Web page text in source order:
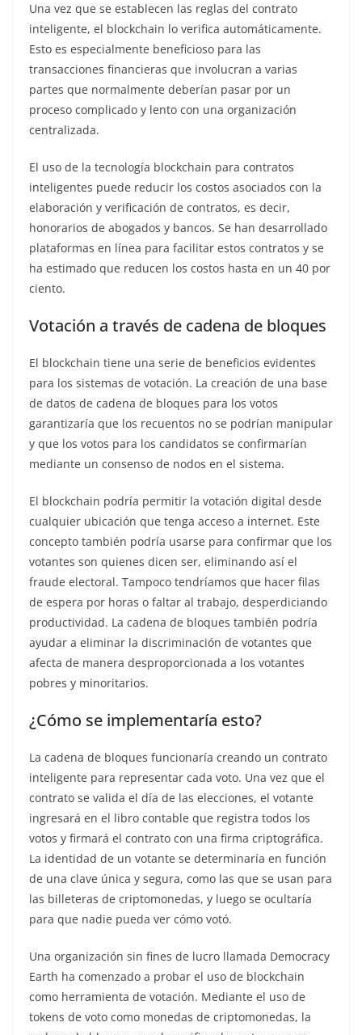
Una vez que se establecen las reglas del contrato
inteligente, el blockchain lo verifica automáticamente.
Esto es especialmente beneficioso para las
transacciones financieras que involucran a varias
partes que normalmente deberían pasar por un
proceso complicado y lento con una organización
centralizada.
El uso de la tecnología blockchain para contratos
inteligentes puede reducir los costos asociados con la
elaboración y verificación de contratos, es decir,
honorarios de abogados y bancos. Se han desarrollado
plataformas en línea para facilitar estos contratos y se
ha estimado que reducen los costos hasta en un 40 por
ciento.
Votación a través de cadena de bloques
El blockchain tiene una serie de beneficios evidentes
para los sistemas de votación. La creación de una base
de datos de cadena de bloques para los votos
garantizaría que los recuentos no se podrían manipular
y que los votos para los candidatos se confirmarían
mediante un consenso de nodos en el sistema.
El blockchain podría permitir la votación digital desde
cualquier ubicación que tenga acceso a internet. Este
concepto también podría usarse para confirmar que los
votantes son quienes dicen ser, eliminando así el
fraude electoral. Tampoco tendríamos que hacer filas
de espera por horas o faltar al trabajo, desperdiciando
productividad. La cadena de bloques también podría
ayudar a eliminar la discriminación de votantes que
afecta de manera desproporcionada a los votantes
pobres y minoritarios.
¿Cómo se implementaría esto?
La cadena de bloques funcionaría creando un contrato
inteligente para representar cada voto. Una vez que el
contrato se valida el día de las elecciones, el votante
ingresará en el libro contable que registra todos los
votos y firmará el contrato con una firma criptográfica.
La identidad de un votante se determinaría en función
de una clave única y segura, como las que se usan para
las billeteras de criptomonedas, y luego se ocultaría
para que nadie pueda ver cómo votó.
Una organización sin fines de lucro llamada Democracy
Earth ha comenzado a probar el uso de blockchain
como herramienta de votación. Mediante el uso de
tokens de voto como monedas de criptomonedas, la